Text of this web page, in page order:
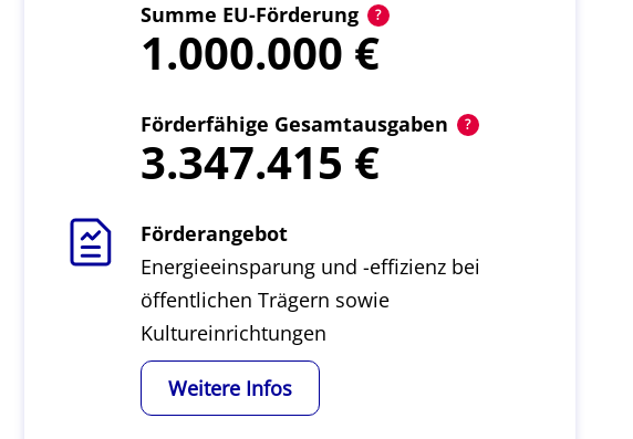
Summe EU-Förderung
1.000.000
Förderfähige Gesamtausgaben
3.347.415
Förderangebot
Energieeinsparung und -effizienz bei
öffentlichen Trägern sowie
Kultureinrichtungen
Weitere Infos